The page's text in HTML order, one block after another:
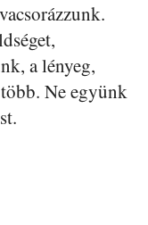
a lényeg,
Ne együnk